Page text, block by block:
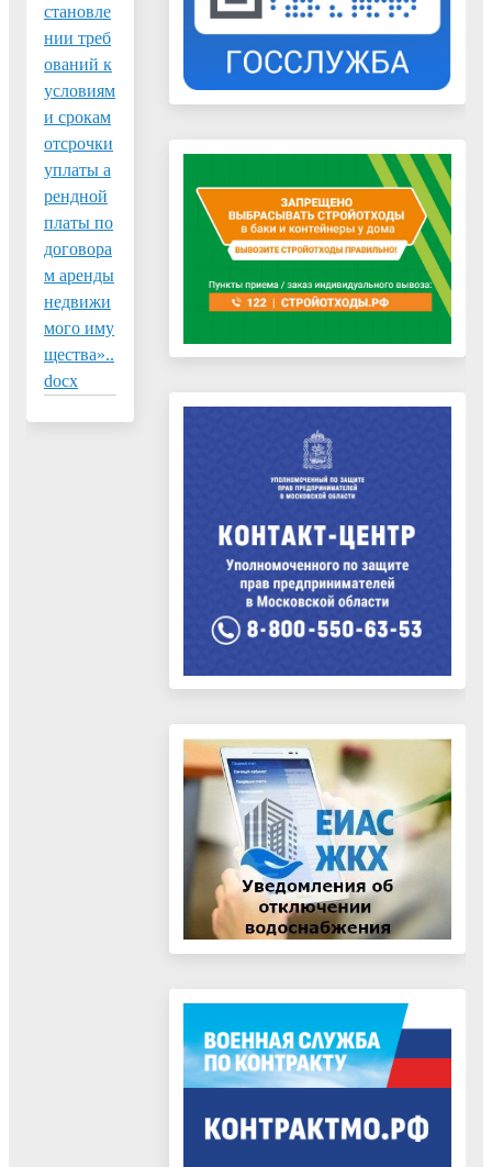
становле
нии треб
ований к
условиям
и срокам
отсрочки
уплаты а
рендной
платы по
договора
м аренды
недвижи
мого иму
щества»..
docx